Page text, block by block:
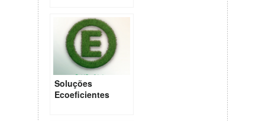
Soluções
Ecoeficientes